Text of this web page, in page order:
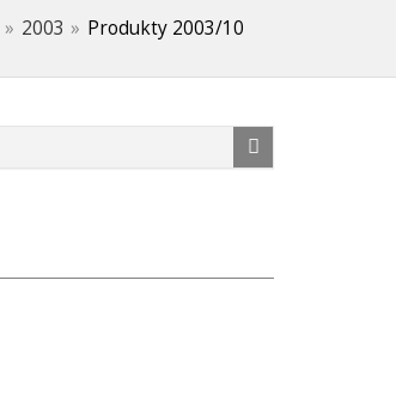
2003 Produkty 2003/10